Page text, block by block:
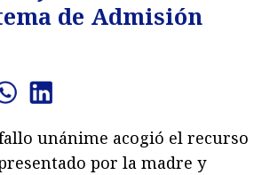
de Admisión
unánime acogió el recurso
por la madre y